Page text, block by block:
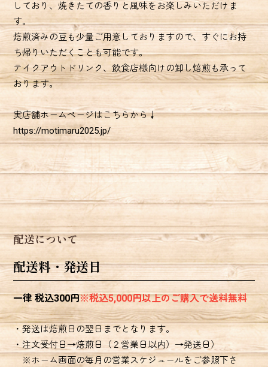
しており、焼きたての香りと風味をお楽しみいただけま
す。
焙煎済みの豆も少量ご用意しておりますので、すぐにお持
ち帰りいただくことも可能です。
テイクアウトドリンク、飲食店様向けの卸し焙煎も承って
おります。
実店舗ホームページはこちらから↓
https://motimaru2025.jp/
配送について
配送料・発送日
一律 税込300円※税込5,000円以上のご購入で送料無料
・発送は焙煎日の翌日までとなります。
・注文受付日→焙煎日（２営業日以内）→発送日）
※ホーム画面の毎月の営業スケジュールをご参照下さ